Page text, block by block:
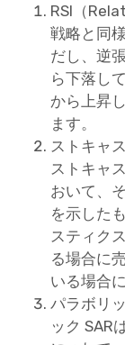
RSI（
戦略と同
だし、逆
ら下落し
から上昇
ます。
ストキャ
ストキャ
おいて、
を示した
スティク
る場合に
いる場合
パラボリ
ック SAR